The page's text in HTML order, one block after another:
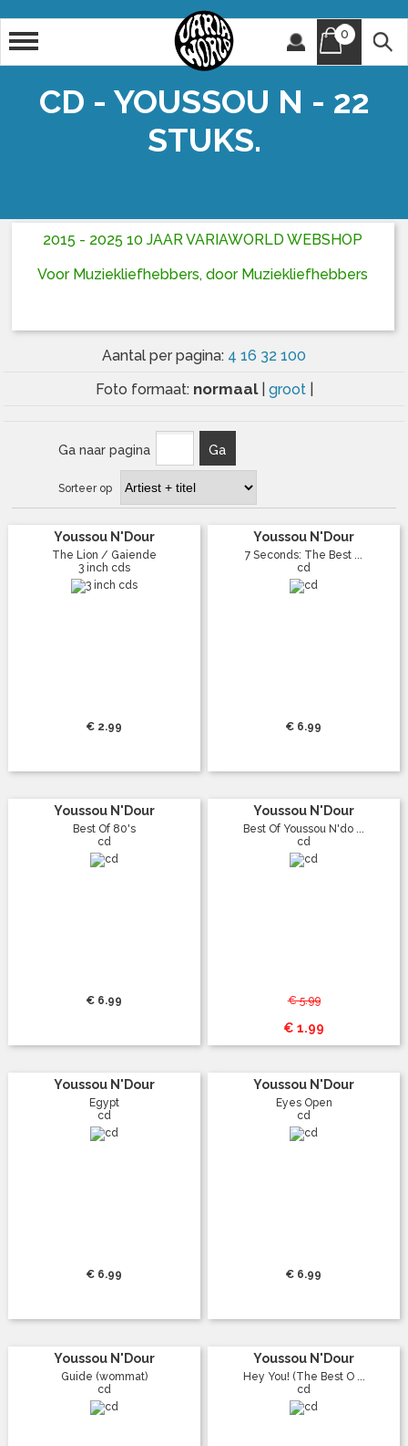
0
CD - YOUSSOU N - 22
STUKS.
2015 - 2025 10 JAAR VARIAWORLD WEBSHOP
Voor Muziekliefhebbers, door Muziekliefhebbers
Aantal per pagina: 4 16 32 100
Foto formaat: normaal groot
Ga naar pagina Ga
Sorteer op
Youssou N'Dour
The Lion / Gaiende
3 inch cds
€ 2.99
Youssou N'Dour
7 Seconds: The Best ...
cd
€ 6.99
Youssou N'Dour
Best Of 80's
cd
€ 6.99
Youssou N'Dour
Best Of Youssou N'do ...
cd
€ 5.99
€ 1.99
Youssou N'Dour
Egypt
cd
€ 6.99
Youssou N'Dour
Eyes Open
cd
€ 6.99
Youssou N'Dour
Guide (wommat)
cd
Youssou N'Dour
Hey You! (The Best O ...
cd